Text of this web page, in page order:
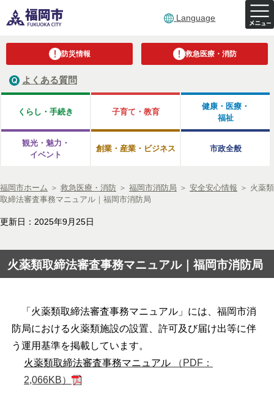
Language
防災情報 救急医療・消防
よくある質問
くらし・手続き 子育て・教育
健康・医療・
福祉
観光・魅力・
イベント
創業・産業・ビジネス 市政全般
福岡市ホーム ＞ 救急医療・消防 ＞ 福岡市消防局 ＞ 安全安心情報 ＞ 火薬類
取締法審査事務マニュアル｜福岡市消防局
更新日：2025年9月25日
火薬類取締法審査事務マニュアル｜福岡市消防局
「火薬類取締法審査事務マニュアル」には、福岡市消
防局における火薬類施設の設置、許可及び届け出等に伴
う運用基準を掲載しています。
火薬類取締法審査事務マニュアル
（PDF：
2,066KB）